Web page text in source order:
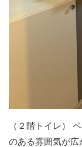
（２階トイレ）
のある雰囲気が広